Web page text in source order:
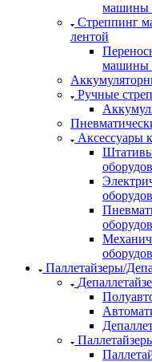
машины
Стреппинг
лентой
машины
Ручные
Аксессуары
Паллетайзеры/